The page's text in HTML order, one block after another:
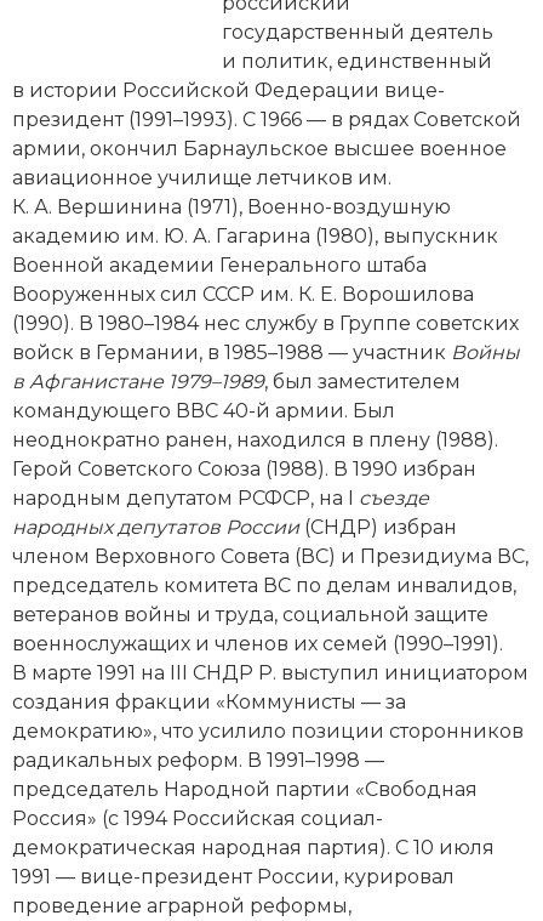
Генеалогия, геральдика
Государство и право
Европа
Империи
Историческая география и топонимика
История материальной и духовной культуры
История международных отношений
История, философия, теория и методология
исторического знания
Итория международных отношений
Латинская Америка
Новая история
Новейшая история
Нумизматика
Образование
Общественные объединения и организации
Политическая история
Революции и народные движения
государственный деятель
и политик, единственный
в истории Российской Федерации вице-
президент (1991–1993). С 1966 — в рядах Советской
армии, окончил Барнаульское высшее военное
авиационное училище летчиков им.
К. А. Вершинина (1971), Военно-воздушную
академию им. Ю. А. Гагарина (1980), выпускник
Военной академии Генерального штаба
Вооруженных сил СССР им. К. Е. Ворошилова
(1990). В 1980–1984 нес службу в Группе советских
вой­ск в Германии, в 1985–1988 — участник Вой­ны
в Афганистане 1979–1989, был заместителем
командующего ВВС 40-й армии. Был
неоднократно ранен, находился в плену (1988).
Герой Советского Союза (1988). В 1990 избран
народным депутатом РСФСР, на I съезде
народных депутатов России(СНДР) избран
членом Верховного Совета (ВС) и Президиума ВС,
председатель комитета ВС по делам инвалидов,
ветеранов вой­ны и труда, социальной защите
военнослужащих и членов их семей (1990–1991).
В марте 1991 на III СНДР Р. выступил инициатором
создания фракции «Коммунисты — за
демократию», что усилило позиции сторонников
радикальных реформ. В 1991–1998 —
председатель Народной партии «Свободная
Россия» (с 1994 Российская социал-
демократическая народная партия). С 10 июля
1991 — вице-президент России, курировал
проведение аграрной реформы,